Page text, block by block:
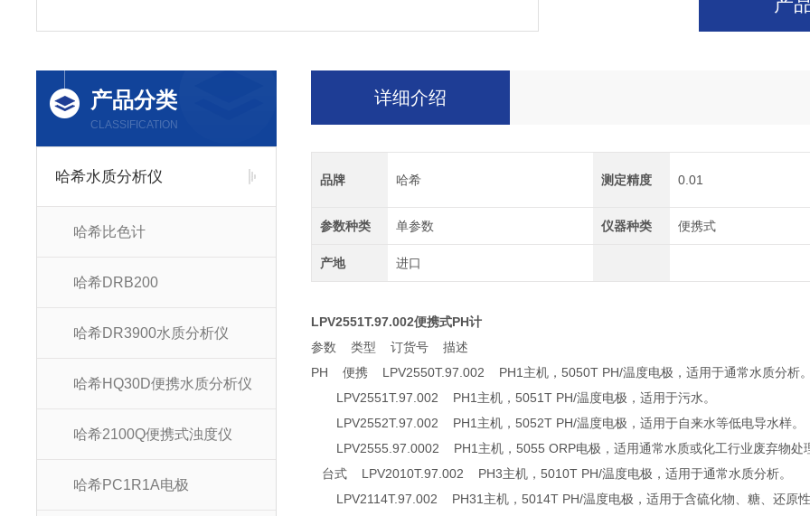
产品分类
CLASSIFICATION
哈希水质分析仪
哈希比色计
哈希DRB200
哈希DR3900水质分析仪
哈希HQ30D便携水质分析仪
哈希2100Q便携式浊度仪
哈希PC1R1A电极
详细介绍
品牌 哈希 测定精度 0.01
参数种类 单参数 仪器种类 便携式
产地 进口
LPV2551T.97.002便携式PH计
参数 类型 订货号 描述
PH 便携 LPV2550T.97.002 PH1主机，5050T PH/温度电极，适用于通常水质分析。
LPV2551T.97.002 PH1主机，5051T PH/温度电极，适用于污水。
LPV2552T.97.002 PH1主机，5052T PH/温度电极，适用于自来水等低电导水样。
LPV2555.97.0002 PH1主机，5055 ORP电极，适用通常水质或化工行业废弃物处理
台式 LPV2010T.97.002 PH3主机，5010T PH/温度电极，适用于通常水质分析。
LPV2114T.97.002 PH31主机，5014T PH/温度电极，适用于含硫化物、糖、还原性